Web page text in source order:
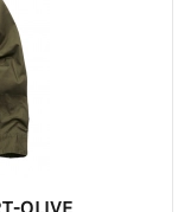
OLIVE